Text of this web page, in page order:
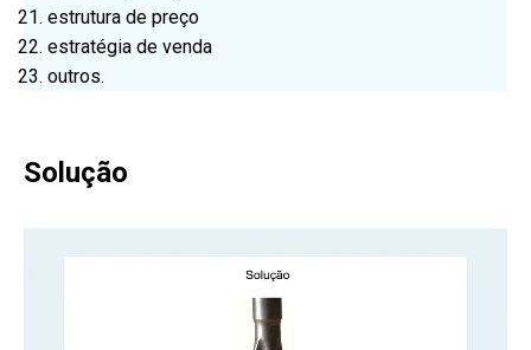
estrutura de preço
estratégia de venda
outros.
Solução